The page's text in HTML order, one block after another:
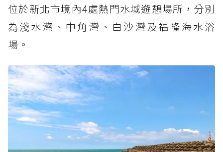
位於新北市境內4處熱門水域遊憩場所，分別
為淺水灣、中角灣、白沙灣及福隆海水浴
場。